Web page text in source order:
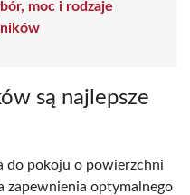
moc i rodzaje
są najlepsze
do pokoju o powierzchni
zapewnienia optymalnego